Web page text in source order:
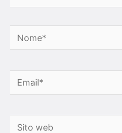
Nome*
Email*
Sito